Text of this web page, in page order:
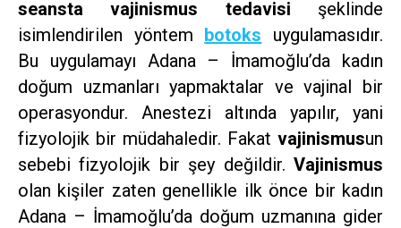
seansta vajinismus tedavisi şeklinde
isimlendirilen yöntem botoks uygulamasıdır.
Bu uygulamayı Adana – İmamoğlu’da kadın
doğum uzmanları yapmaktalar ve vajinal bir
operasyondur. Anestezi altında yapılır, yani
fizyolojik bir müdahaledir. Fakat vajinismusun
sebebi fizyolojik bir şey değildir. Vajinismus
olan kişiler zaten genellikle ilk önce bir kadın
Adana – İmamoğlu’da doğum uzmanına gider